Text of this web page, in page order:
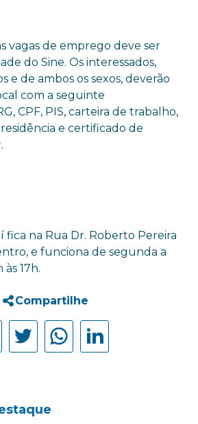
vagas de emprego deve ser
do Sine. Os interessados,
e de ambos os sexos, deverão
com a seguinte
CPF, PIS, carteira de trabalho,
e certificado de
fica na Rua Dr. Roberto Pereira
e funciona de segunda a
17h.
Compartilhe